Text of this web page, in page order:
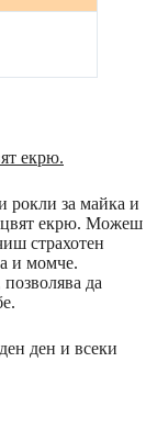
екрю.
рокли за майка и
цвят екрю. Можеш
страхотен
и момче.
да
ден и всеки